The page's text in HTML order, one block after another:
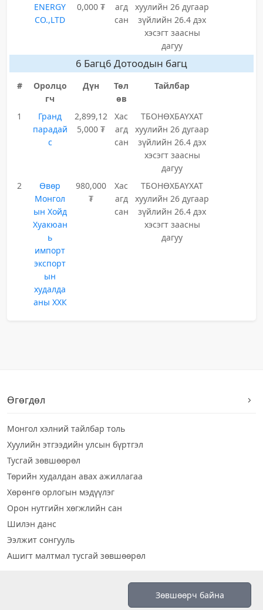
ENERGY
CO.,LTD
0,000 ₮
агд
сан
хуулийн 26 дугаар
зүйлийн 26.4 дэх
хэсэгт заасны
дагуу
6 Багц6 Дотоодын багц
#
Оролцо
гч
Дүн
Төл
өв
Тайлбар
1
Гранд
парадай
с
2,899,12
5,000 ₮
Хас
агд
сан
ТБОНӨХБАҮХАТ
хуулийн 26 дугаар
зүйлийн 26.4 дэх
хэсэгт заасны
дагуу
2
Өвөр
Монгол
ын Хойд
Хуакюан
ь
импорт
экспорт
ын
худалда
аны ХХК
980,000
₮
Хас
агд
сан
ТБОНӨХБАҮХАТ
хуулийн 26 дугаар
зүйлийн 26.4 дэх
хэсэгт заасны
дагуу
Өгөгдөл
Монгол хэлний тайлбар толь
Хуулийн этгээдийн улсын бүртгэл
Тусгай зөвшөөрөл
Төрийн худалдан авах ажиллагаа
Хөрөнгө орлогын мэдүүлэг
Орон нутгийн хөгжлийн сан
Шилэн данс
Ээлжит сонгууль
Ашигт малтмал тусгай зөвшөөрөл
Зөвшөөрч байна